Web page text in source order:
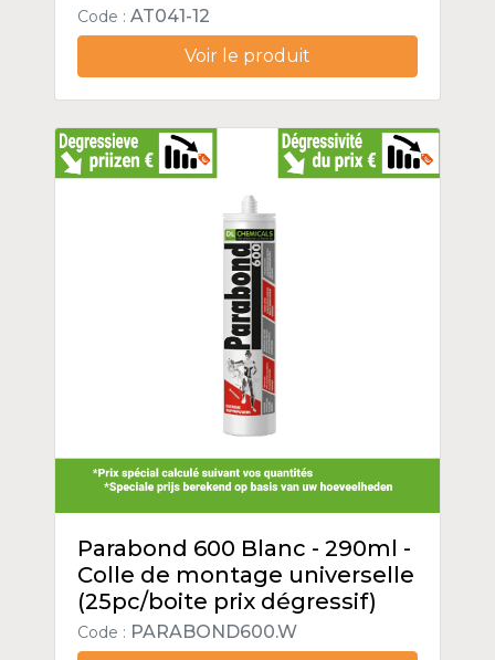
Code : AT041-12
Voir le produit
Parabond 600 Blanc - 290ml -
Colle de montage universelle
(25pc/boite prix dégressif)
Code : PARABOND600.W